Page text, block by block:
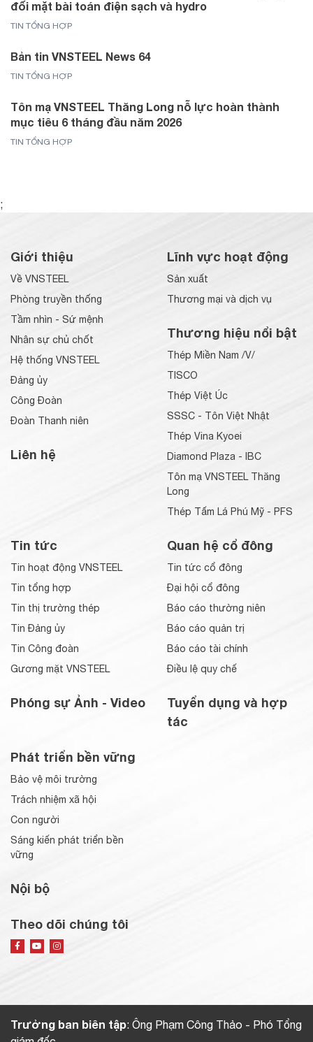
đối mặt bài toán điện sạch và hydro
TIN TỔNG HỢP
Bản tin VNSTEEL News 64
TIN TỔNG HỢP
Tôn mạ VNSTEEL Thăng Long nỗ lực hoàn thành
mục tiêu 6 tháng đầu năm 2026
TIN TỔNG HỢP
;
Giới thiệu
Về VNSTEEL
Phòng truyền thống
Tầm nhìn - Sứ mệnh
Nhân sự chủ chốt
Hệ thống VNSTEEL
Đảng ủy
Công Đoàn
Đoàn Thanh niên
Liên hệ
Lĩnh vực hoạt động
Sản xuất
Thương mại và dịch vụ
Thương hiệu nổi bật
Thép Miền Nam /V/
TISCO
Thép Việt Úc
SSSC - Tôn Việt Nhật
Thép Vina Kyoei
Diamond Plaza - IBC
Tôn mạ VNSTEEL Thăng
Long
Thép Tấm Lá Phú Mỹ - PFS
Tin tức
Tin hoạt động VNSTEEL
Tin tổng hợp
Tin thị trường thép
Tin Đảng ủy
Tin Công đoàn
Gương mặt VNSTEEL
Phóng sự Ảnh - Video
Quan hệ cổ đông
Tin tức cổ đông
Đại hội cổ đông
Báo cáo thường niên
Báo cáo quản trị
Báo cáo tài chính
Điều lệ quy chế
Tuyển dụng và hợp
tác
Phát triển bền vững
Bảo vệ môi trường
Trách nhiệm xã hội
Con người
Sáng kiến phát triển bền
vững
Nội bộ
Theo dõi chúng tôi
Trưởng ban biên tập: Ông Phạm Công Thảo - Phó Tổng